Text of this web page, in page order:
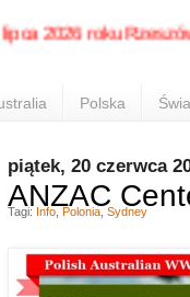
2026 roku
Polska
piątek, 20 czerwca
ANZAC
Tagi: Info Polonia Sydney